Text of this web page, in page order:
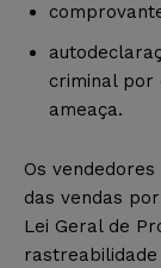
criminal por
ameaça.
Os
das vendas
Lei Geral de